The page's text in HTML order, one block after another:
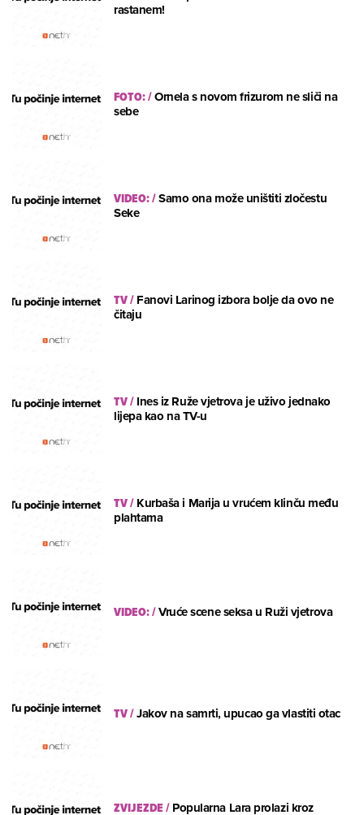
rastanem!
FOTO:/Ornela s novom frizurom ne sliči na
sebe
VIDEO:/Samo ona može uništiti zločestu
Seke
TV/Fanovi Larinog izbora bolje da ovo ne
čitaju
TV/Ines iz Ruže vjetrova je uživo jednako
lijepa kao na TV-u
TV/Kurbaša i Marija u vrućem klinču među
plahtama
VIDEO:/Vruće scene seksa u Ruži vjetrova
TV/Jakov na samrti, upucao ga vlastiti otac
ZVIJEZDE/Popularna Lara prolazi kroz